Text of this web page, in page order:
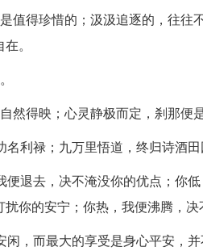
值得珍惜的；汲汲追逐的，往
。
然得映；心灵静极而定，刹那便是
利禄；九万里悟道，终归诗酒田
便退去，决不淹没你的优点；你
你的安宁；你热，我便沸腾，
闲，而最大的享受是身心平安，